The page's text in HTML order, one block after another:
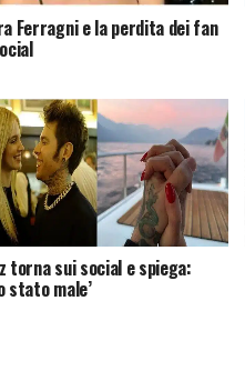
Ferragni e la perdita dei fan
torna sui social e spiega:
stato male’